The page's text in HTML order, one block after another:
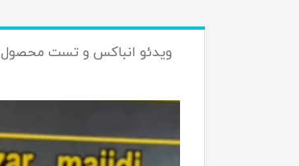
ویدئو انباکس و تست محصول